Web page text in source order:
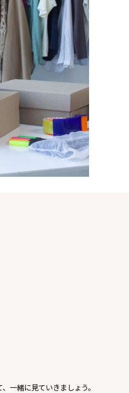
一緒に見ていきましょう。